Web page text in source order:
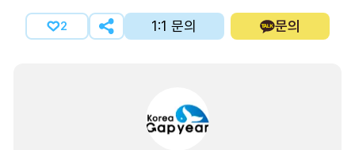
2 1:1 문의 문의